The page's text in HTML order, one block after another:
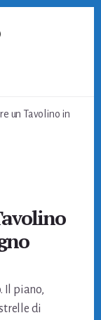
un Tavolino in
Il piano,
di